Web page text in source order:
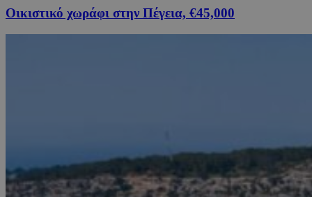
Οικιστικό χωράφι στην Πέγεια, €45,000